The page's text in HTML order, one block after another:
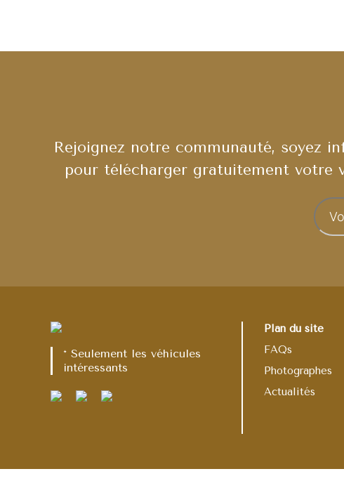
Rejoignez notre communauté, soyez
pour télécharger gratuitement votre
* Seulement les véhicules
intéressants
Plan du site
FAQs
Photographes
Actualités